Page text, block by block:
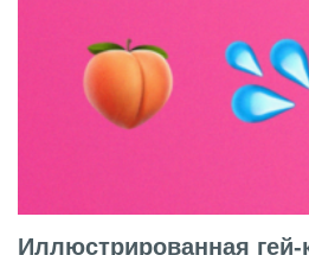
Иллюстрированная гей-